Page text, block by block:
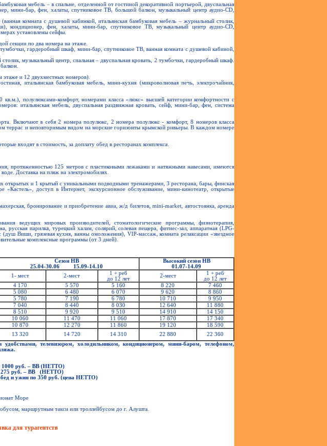
мебель – в спальне, отделенной от гостиной декоративной портьерой, двуспальная
мини-бар, фен, халаты, спутниковое ТВ, большой балкон, музыкальный центр аудио-CD,
комната с душевой кабинкой, итальянская бамбуковая мебель – журнальный столик,
кондиционер, фен, халаты, мини-бар, спутниковое ТВ, музыкальный центр аудио-CD,
установлены сейфы.
секции по два номера на этаже.
гардеробный шкаф, мини-бар, спутниковое ТВ, ванная комната с душевой кабиной,
музыкальный центр, спальная – двуспальная кровать, 2 тумбочки, гардеробный шкаф.
и 12 двухместных номеров).
итальянская бамбуковая мебель, мини-кухня (микроволновая печь, электрочайник,
полулюксами-комфорт, номерами класса «люкс» высшей категории комфортности с
итальянская мебель, двуспальная раздвижная кровать, сейф, мини-бар, фен, система
Включают в себя 2 номера полулюкс, 2 номера полулюкс - комфорт, 8 номеров класса
террас и неповторимым видом на морские горизонты крымской ривьеры. В каждом номере
входят в стоимость, за доплату обед в ресторанах комплекса.
протяженностью 125 метров с пластиковыми лежаками и натяжными навесами, имеются
Доставка на пляж на электромобилях.
открытых и 1 крытый с уникальными подводными тренажерами, 3 ресторана, бары, финская
«Кастель», доступ в Интернет, экскурсионное обслуживание, мини-кинотеатр, открытые
бронирование и приобретение авиа, ж/д билетов, mini-market, автостоянка, аренда
ведущих мировых производителей, стоматологические программы, физиотерапия,
парилка, турецкий халам, солярий, солевая пещера, фитнес-зал, аппаратная (LPG-
Виши, грязевая кухня, ванны омоложения), VIP-массаж, комната релаксации «звездное
комплексные программы (от 3 дней).
Сезон НВ
25.04-30.06
15.09-14.10
Высокий сезон НВ
01.07-14.09
1- мест 2-мест
1 + реб
до 12 лет
2-мест
1 + реб
до 12 лет
4 170 5 570 5 160 8 220
7 460
5 080 6 480 6 070 9 620
8 860
5 780 7 190 6 780 10 710
9 950
7 040 8 440 8 030 12 640
11 880
8 510 9 920 9 510 14 910
14 150
10 060 11 470 11 060 17 870
17 340
10 870 12 270 11 860 19 120
18 590
13 320 14 720 14 310 22 880
22 360
телевизором, холодильником, кондиционером, мини-баром, телефоном,
1000 руб. – ВВ (НЕТТО)
1275 руб. – ВВ (НЕТТО)
и ужин по 350 руб. (цена НЕТТО)
Море
маршрутным такси или троллейбусом до г. Алушта.
для турагентств